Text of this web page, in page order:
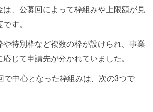
は、公募回によって枠組みや上限額が見
す。
や特別枠など複数の枠が設けられ、事業
じて申請先が分かれていました。
で中心となった枠組みは、次の3つで